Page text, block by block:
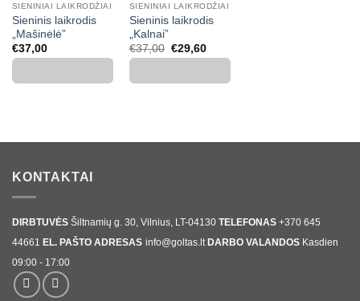
SIENINIAI LAIKRODŽIAI
Sieninis laikrodis
„Mašinėlė”
€37,00
SIENINIAI LAIKRODŽIAI
Sieninis laikrodis
„Kalnai”
€37,00 Original
price
€29,60Current
price
€29,60.
KONTAKTAI
DIRBTUVĖS Šiltnamių g. 30, Vilnius, LT-04130 TELEFONAS +370 645
44661 EL. PAŠTO ADRESAS info@goltas.lt DARBO VALANDOS Kasdien
09:00 - 17:00